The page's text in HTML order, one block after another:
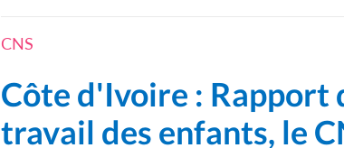
CNS
Côte d'Ivoire : Rapport
travail des enfants, le